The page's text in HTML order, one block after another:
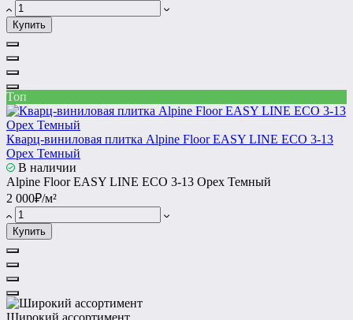
Купить
Топ
Кварц-виниловая плитка Alpine Floor EASY LINE ЕСО 3-13
Орех Темный
В наличии
Alpine Floor EASY LINE ЕСО 3-13 Орех Темный
2 000₽/м²
Купить